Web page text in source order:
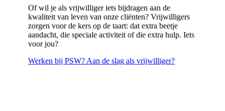
Of wil je als vrijwilliger iets bijdragen aan de
kwaliteit van leven van onze cliënten? Vrijwilligers
zorgen voor de kers op de taart: dat extra beetje
aandacht, die speciale activiteit of die extra hulp. Iets
voor jou?
Werken bij PSW? Aan de slag als vrijwilliger?